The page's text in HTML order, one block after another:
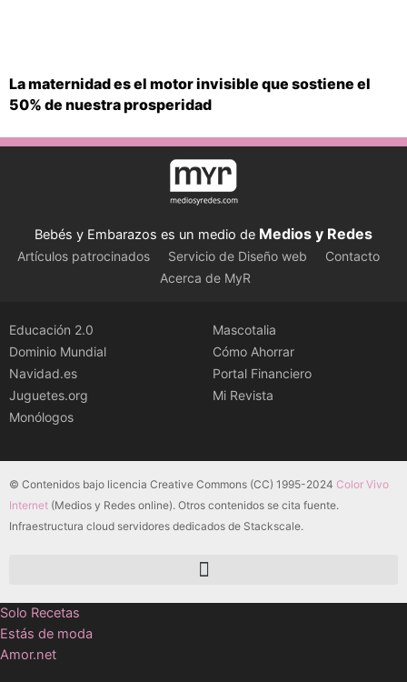
La maternidad es el motor invisible que sostiene el
50% de nuestra prosperidad
Bebés y Embarazos es un medio de Medios y Redes
Artículos patrocinados Servicio de Diseño web
Contacto
Acerca de MyR
Educación 2.0
Dominio Mundial
Navidad.es
Juguetes.org
Monólogos
Mascotalia
Cómo Ahorrar
Portal Financiero
Mi Revista
© Contenidos bajo licencia Creative Commons (CC) 1995-2024 Color Vivo
Internet (Medios y Redes online). Otros contenidos se cita fuente.
Infraestructura cloud servidores dedicados de Stackscale.
Solo Recetas
Estás de moda
Amor.net